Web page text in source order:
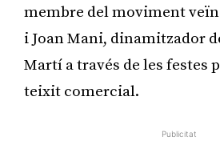
membre del moviment
i Joan Mani, dinamitzador
Martí a través de les festes
teixit comercial.
Publicitat